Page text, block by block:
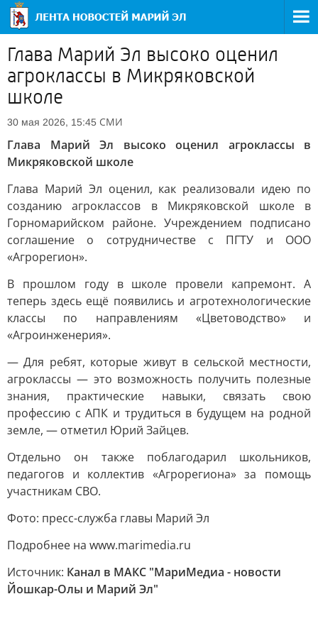
Глава Марий Эл высоко оценил
агроклассы в Микряковской
школе
30 мая 2026, 15:45 СМИ
Глава Марий Эл высоко оценил агроклассы в
Микряковской школе
Глава Марий Эл оценил, как реализовали идею по
созданию агроклассов в Микряковской школе в
Горномарийском районе. Учреждением подписано
соглашение о сотрудничестве с ПГТУ и ООО
«Агрорегион».
В прошлом году в школе провели капремонт. А
теперь здесь ещё появились и агротехнологические
классы по направлениям «Цветоводство» и
«Агроинженерия».
— Для ребят, которые живут в сельской местности,
агроклассы — это возможность получить полезные
знания, практические навыки, связать свою
профессию с АПК и трудиться в будущем на родной
земле, — отметил Юрий Зайцев.
Отдельно он также поблагодарил школьников,
педагогов и коллектив «Агрорегиона» за помощь
участникам СВО.
Фото: пресс-служба главы Марий Эл
Подробнее на www.marimedia.ru
Источник: Канал в МАКС "МариМедиа - новости
Йошкар-Олы и Марий Эл"